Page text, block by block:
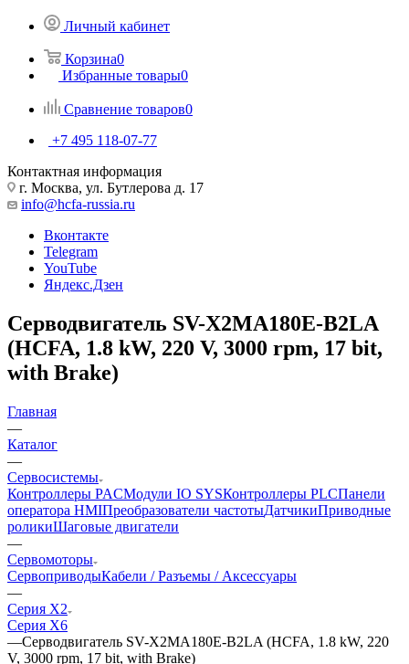
Личный кабинет
Корзина0
Избранные товары0
Сравнение товаров0
+7 495 118-07-77
Контактная информация
г. Москва, ул. Бутлерова д. 17
info@hcfa-russia.ru
Вконтакте
Telegram
YouTube
Яндекс.Дзен
Серводвигатель SV-X2MA180E-B2LA
(HCFA, 1.8 kW, 220 V, 3000 rpm, 17 bit,
with Brake)
Главная
—
Каталог
—
Сервосистемы
Контроллеры PACМодули IO SYSКонтроллеры PLCПанели
оператора HMIПреобразователи частотыДатчикиПриводные
роликиШаговые двигатели
—
Сервомоторы
СервоприводыКабели / Разъемы / Аксессуары
—
Серия X2
Серия X6
—Серводвигатель SV-X2MA180E-B2LA (HCFA, 1.8 kW, 220
V, 3000 rpm, 17 bit, with Brake)